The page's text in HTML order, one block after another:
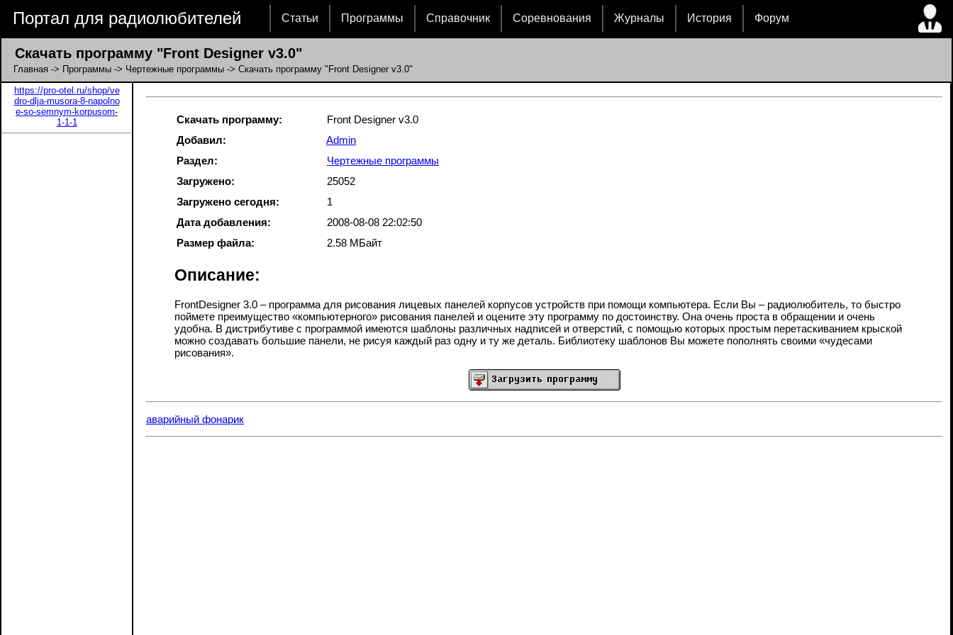
Портал для радиолюбителей Статьи Программы Справочник Соревнования Журналы История Форум
Скачать программу "Front Designer v3.0"
Главная -> Программы -> Чертежные программы -> Скачать программу "Front Designer v3.0"
https://pro-otel.ru/shop/ve
dro-dlja-musora-8-napolno
e-so-semnym-korpusom-
1-1-1
Скачать программу:
Front Designer v3.0
Добавил:
Admin
Раздел:
Чертежные программы
Загружено:
25052
Загружено сегодня:
1
Дата добавления:
2008-08-08 22:02:50
Размер файла:
2.58 МБайт
Описание:
FrontDesigner 3.0 – программа для рисования лицевых панелей корпусов устройств при помощи компьютера. Если Вы – радиолюбитель, то быстро
поймете преимущество «компьютерного» рисования панелей и оцените эту программу по достоинству. Она очень проста в обращении и очень
удобна. В дистрибутиве с программой имеются шаблоны различных надписей и отверстий, с помощью которых простым перетаскиванием крыской
можно создавать большие панели, не рисуя каждый раз одну и ту же деталь. Библиотеку шаблонов Вы можете пополнять своими «чудесами
рисования».
аварийный фонарик